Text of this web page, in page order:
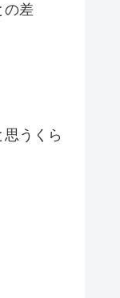
の差
うくら